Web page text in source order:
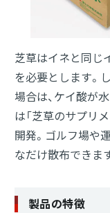
芝草はイネと同じ
を必要とします。
場合は、ケイ酸が
は「芝草のサプリ
開発。ゴルフ場や
なだけ散布できま
製品の特徴
分析サービス